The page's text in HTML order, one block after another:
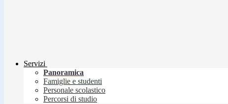
Servizi
Panoramica
Famiglie e studenti
Personale scolastico
Percorsi di studio